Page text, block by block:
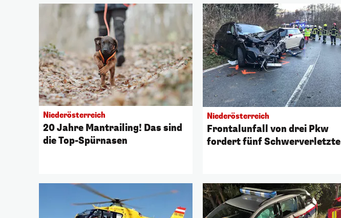
Niederösterreich
20 Jahre Mantrailing! Das sind
die Top-Spürnasen
Niederösterreich
Frontalunfall von drei Pkw
fordert fünf Schwerverletzte